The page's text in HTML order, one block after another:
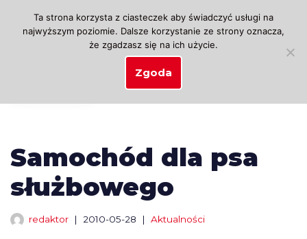
Przejdź
Samochód dla psa
służbowego
redaktor 2010-05-28 Aktualności
Ta strona korzysta z ciasteczek aby świadczyć usługi na
najwyższym poziomie. Dalsze korzystanie ze strony oznacza,
że zgadzasz się na ich użycie.
Zgoda